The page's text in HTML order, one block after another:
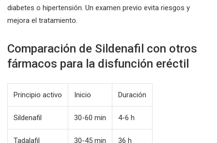
diabetes o hipertensión. Un examen previo evita riesgos y
mejora el tratamiento.
Comparación de Sildenafil con otros
fármacos para la disfunción eréctil
Principio activo Inicio Duración
Sildenafil 30-60 min 4-6 h
Tadalafil 30-45 min 36 h